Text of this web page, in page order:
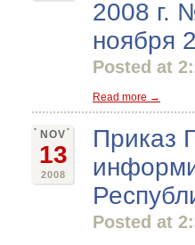
2008 г.
ноября
Posted at
Read more →
NOV
13
2008
Приказ
Posted at